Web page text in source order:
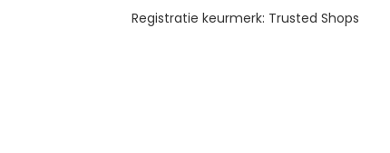
Registratie keurmerk: Trusted Shops